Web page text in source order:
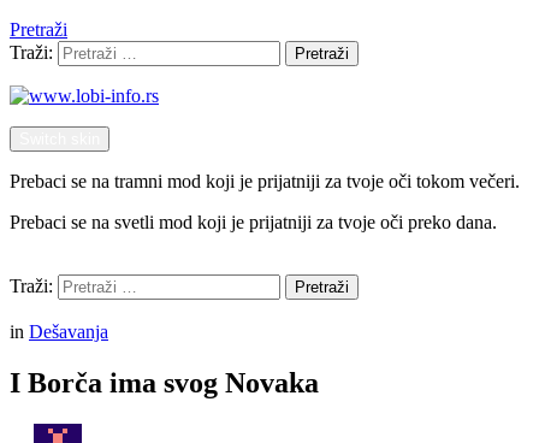
Pretraži
Traži:
Pretraži
Prebaci se na tramni mod koji je prijatniji za tvoje oči tokom večeri.
Prebaci se na svetli mod koji je prijatniji za tvoje oči preko dana.
Traži:
Pretraži
in Dešavanja
I Borča ima svog Novaka